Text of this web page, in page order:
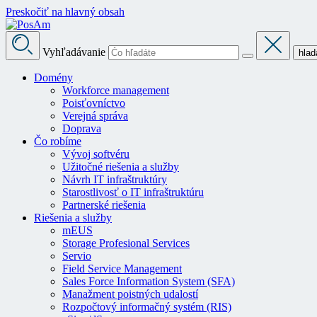
Preskočiť na hlavný obsah
Vyhľadávanie
Domény
Workforce management
Poisťovníctvo
Verejná správa
Doprava
Čo robíme
Vývoj softvéru
Užitočné riešenia a služby
Návrh IT infraštruktúry
Starostlivosť o IT infraštruktúru
Partnerské riešenia
Riešenia a služby
mEUS
Storage Profesional Services
Servio
Field Service Management
Sales Force Information System (SFA)
Manažment poistných udalostí
Rozpočtový informačný systém (RIS)